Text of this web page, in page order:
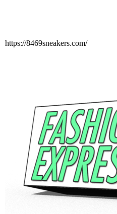
https://8469sneakers.com/